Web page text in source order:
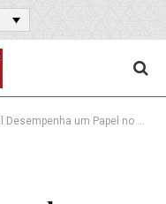
um Papel no Contrabando Internacional